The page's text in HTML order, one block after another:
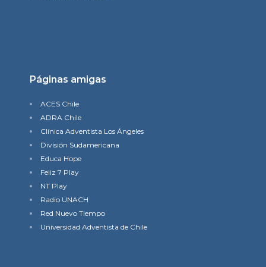
Páginas amigas
ACES Chile
ADRA Chile
Clínica Adventista Los Ángeles
División Sudamericana
Educa Hope
Feliz 7 Play
NT Play
Radio UNACH
Red Nuevo TIempo
Universidad Adventista de Chile